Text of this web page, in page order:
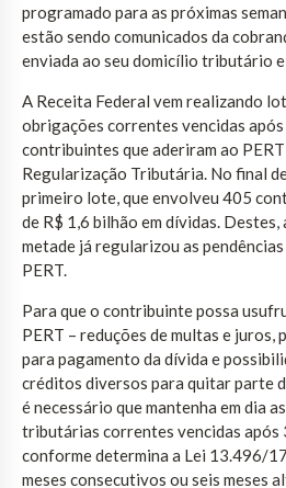
programado para as próximas
estão sendo comunicados da
enviada ao seu domicílio tributário
A Receita Federal vem realizando
obrigações correntes vencidas
contribuintes que aderiram ao
Regularização Tributária. No final
primeiro lote, que envolveu 405
de R$ 1,6 bilhão em dívidas.
metade já regularizou as
PERT.
Para que o contribuinte possa
PERT – reduções de multas e juros,
para pagamento da dívida e
créditos diversos para quitar parte
é necessário que mantenha em dia
tributárias correntes vencidas após
conforme determina a Lei 13.496/
meses consecutivos ou seis meses